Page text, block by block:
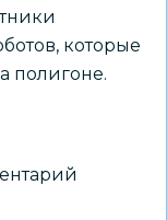
которые
полигоне.